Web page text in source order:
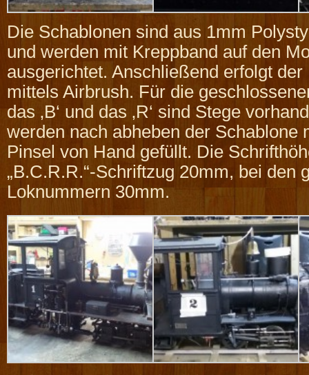
Die Schablonen sind aus 1mm
und werden mit Kreppband auf den
ausgerichtet. Anschließend erfolgt der
mittels Airbrush. Für die
das ‚B‘ und das ‚R‘ sind Stege
werden nach abheben der Schablone
Pinsel von Hand gefüllt. Die
„B.C.R.R.“-Schriftzug 20mm, bei den
Loknummern 30mm.